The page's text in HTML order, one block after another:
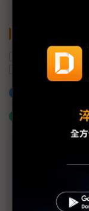
工業物聯網
什麼是「關鍵